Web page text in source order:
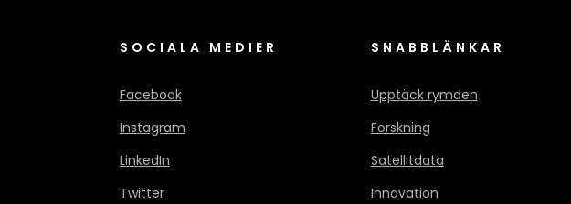
SOCIALA MEDIER
Facebook
Instagram
LinkedIn
Twitter
SNABBLÄNKAR
Upptäck rymden
Forskning
Satellitdata
Innovation